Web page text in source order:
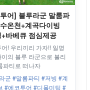
어] 블루라군 말룸파
온천+계곡다이빙
바베큐 점심제공
! 우리끼리 가자!! 일명
이의 블루 라군으로 불리
파티로 떠나자
군 #말롬파티 #저빙 #계
#에코투어 #디몰미팅 #